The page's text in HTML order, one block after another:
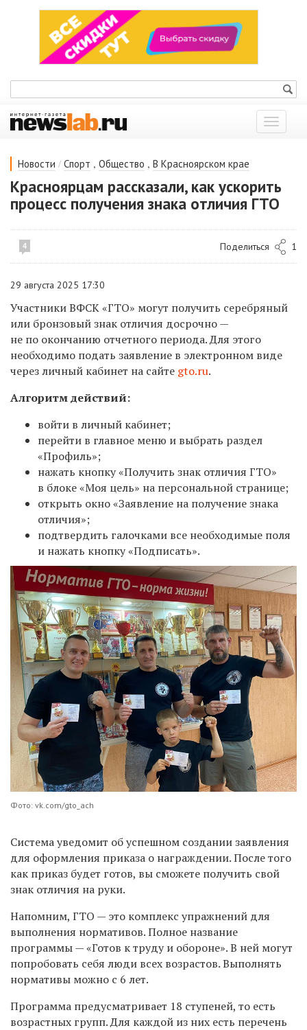
Показать
меню
Новости / Спорт , Общество , В Красноярском крае
Красноярцам рассказали, как ускорить
процесс получения знака отличия ГТО
4 Поделиться 1
29 августа 2025 17:30
Участники ВФСК «ГТО» могут получить серебряный
или бронзовый знак отличия досрочно —
не по окончанию отчетного периода. Для этого
необходимо подать заявление в электронном виде
через личный кабинет на сайте gto.ru.
Алгоритм действий:
войти в личный кабинет;
перейти в главное меню и выбрать раздел
«Профиль»;
нажать кнопку «Получить знак отличия ГТО»
в блоке «Моя цель» на персональной странице;
открыть окно «Заявление на получение знака
отличия»;
подтвердить галочками все необходимые поля
и нажать кнопку «Подписать».
Фото: vk.com/gto_ach
Система уведомит об успешном создании заявления
для оформления приказа о награждении. После того
как приказ будет готов, вы сможете получить свой
знак отличия на руки.
Напомним, ГТО — это комплекс упражнений для
выполнения нормативов. Полное название
программы — «Готов к труду и обороне». В ней могут
попробовать себя люди всех возрастов. Выполнять
нормативы можно с 6 лет.
Программа предусматривает 18 ступеней, то есть
возрастных групп. Для каждой из них есть перечень